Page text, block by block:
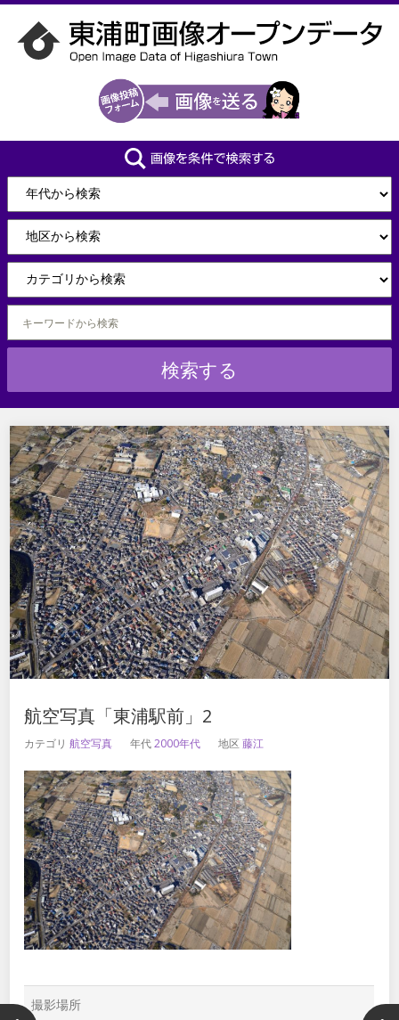
航空写真「東浦駅前」2
カテゴリ航空写真 年代2000年代 地区藤江
撮影場所